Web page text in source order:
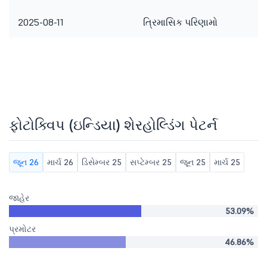
2025-08-11 ત્રિમાસિક પરિણામો
ફોટોક્વિપ (ઇન્ડિયા) શેરહોલ્ડિંગ પેટર્ન
જૂન 26 માર્ચ 26 ડિસેમ્બર 25 સપ્ટેમ્બર 25 જૂન 25 માર્ચ 25
જાહેર
53.09%
પ્રમોટર
46.86%